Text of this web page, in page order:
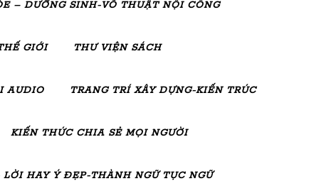
– DƯỠNG SINH-VÕ THUẬT NỘI CÔNG
GIỚI THƯ VIỆN SÁCH
AUDIO TRANG TRÍ XÂY DỰNG-KIẾN TRÚC
KIẾN THỨC CHIA SẺ MỌI NGƯỜI
HAY Ý ĐẸP-THÀNH NGỮ TỤC NGỮ